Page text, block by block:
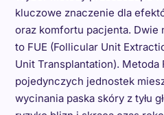
kluczowe znaczenie dla
oraz komfortu pacjenta. Dwie
to FUE (Follicular Unit
Unit Transplantation). Metoda
pojedynczych jednostek
wycinania paska skóry z tyłu